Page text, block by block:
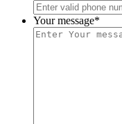
Your message*